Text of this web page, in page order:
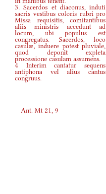
3. Sacerdos et diaconus, induti
sacris vestibus coloris rubri pro
Missa requisitis, comitantibus
aliis ministris accedunt ad
locum, ubi populus est
congregatus. Sacerdos, loco
casulæ, induere potest pluviale,
quod deponit expleta
processione casulam assumens.
4 Interim cantatur sequens
antiphona vel alius cantus
congruus.
Ant. Mt 21, 9